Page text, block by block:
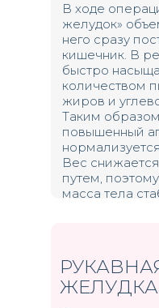
В ходе
желудок»
него сразу
кишечник. В
быстро
количеством
жиров и
Таким
повышенный
Вес
путем,
масса тела
ЖЕЛУДКА